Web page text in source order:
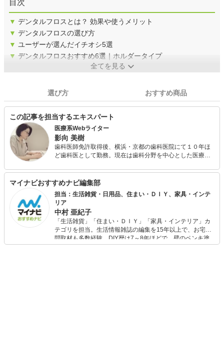
目次
▼ デンタルフロスとは？ 効果や使うメリット
▼ デンタルフロスの選び方
▼ ユーザーが選んだイチオシ5選
▼ デンタルフロスおすすめ6選｜ホルダータイプ
全てを見る
選び方 おすすめ商品
この記事を担当するエキスパート
医療系Webライター
影向 美樹
歯科医師免許取得後、横浜・京都の歯科医院にて１０年ほ
ど歯科医として勤務。現在は歯科分野を中心とした医療系
師の仕事・転職に関する記事などを執筆。 また歯科医院ホ
ームページのコンテンツ内における文章作成や院内にて配
布するニュースレターの作成も手掛ける。プライベートで
は一児の母。
マイナビおすすめナビ編集部
担当：生活雑貨・日用品、住まい・ＤＩＹ、家具・インテ
リア
中村 亜紀子
「生活雑貨」「住まい・ＤＩＹ」「家具・インテリア」カ
テゴリを担当。生活情報雑誌の編集を15年以上で、お宅訪
問取材も多数経験。DIY歴は7～8年ほどで、壁のペンキ塗
りや壁紙チェンジなどもチャレンジ済み。初心者でもモノ